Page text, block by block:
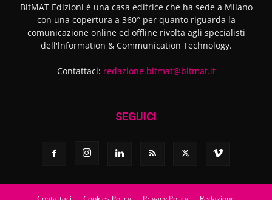
BitMAT Edizioni è una casa editrice che ha sede a Milano
con una copertura a 360° per quanto riguarda la
comunicazione online ed offline rivolta agli specialisti
dell'lnformation & Communication Technology.
Contattaci: redazione.bitmat@bitmat.it
SEGUICI